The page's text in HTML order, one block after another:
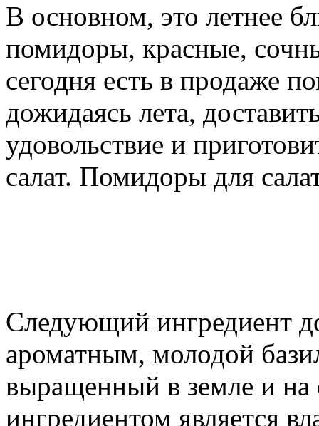
В основном, это летнее
помидоры, красные,
сегодня есть в продаже
дожидаясь лета,
удовольствие и
салат. Помидоры для
Следующий ингредиент
ароматным, молодой
выращенный в земле и
ингредиентом является